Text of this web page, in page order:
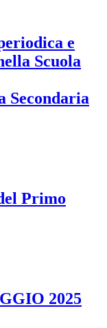
e
Scuola
Secondaria
Primo
2025